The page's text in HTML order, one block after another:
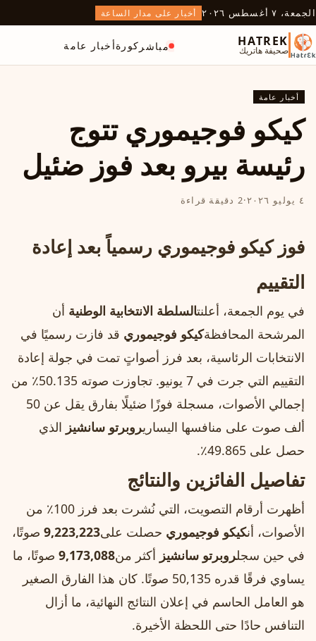
الجمعة، ٧ أغسطس ٢٠٢٦ أخبار على مدار الساعة
HATREK
صحيفة هاتريك مباشر كورةأخبار عامة
أخبار عامة
كيكو فوجيموري تتوج
رئيسة بيرو بعد فوز ضئيل
٤ يوليو ٢٠٢٦ ·2 دقيقة قراءة
فوز كيكو فوجيموري رسمياً بعد إعادة
التقييم
في يوم الجمعة، أعلنتالسلطة الانتخابية الوطنية أن
المرشحة المحافظةكيكو فوجيموري قد فازت رسميًا في
الانتخابات الرئاسية، بعد فرز أصواتٍ تمت في جولة إعادة
التقييم التي جرت في 7 يونيو. تجاوزت صوته 50.135٪ من
إجمالي الأصوات، مسجلة فوزًا ضئيلًا بفارق يقل عن 50
ألف صوت على منافسها اليساريروبرتو سانشيز الذي
حصل على 49.865٪.
تفاصيل الفائزين والنتائج
أظهرت أرقام التصويت، التي نُشرت بعد فرز 100٪ من
الأصوات، أنكيكو فوجيموري حصلت على9,223,223 صوتًا،
في حين سجلروبرتو سانشيز أكثر من9,173,088 صوتًا، ما
يساوي فرقًا قدره 50,135 صوتًا. كان هذا الفارق الصغير
هو العامل الحاسم في إعلان النتائج النهائية، ما أزال
التنافس حادًا حتى اللحظة الأخيرة.